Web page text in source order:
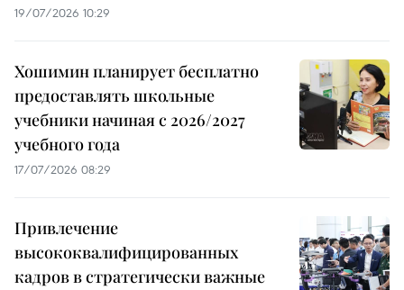
19/07/2026 10:29
Хошимин планирует бесплатно
предоставлять школьные
учебники начиная с 2026/2027
учебного года
17/07/2026 08:29
Привлечение
высококвалифицированных
кадров в стратегически важные